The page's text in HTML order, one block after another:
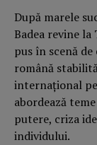
După marele
Badea revine la
pus în scenă
română
internațional
abordează
putere, criza
individului.